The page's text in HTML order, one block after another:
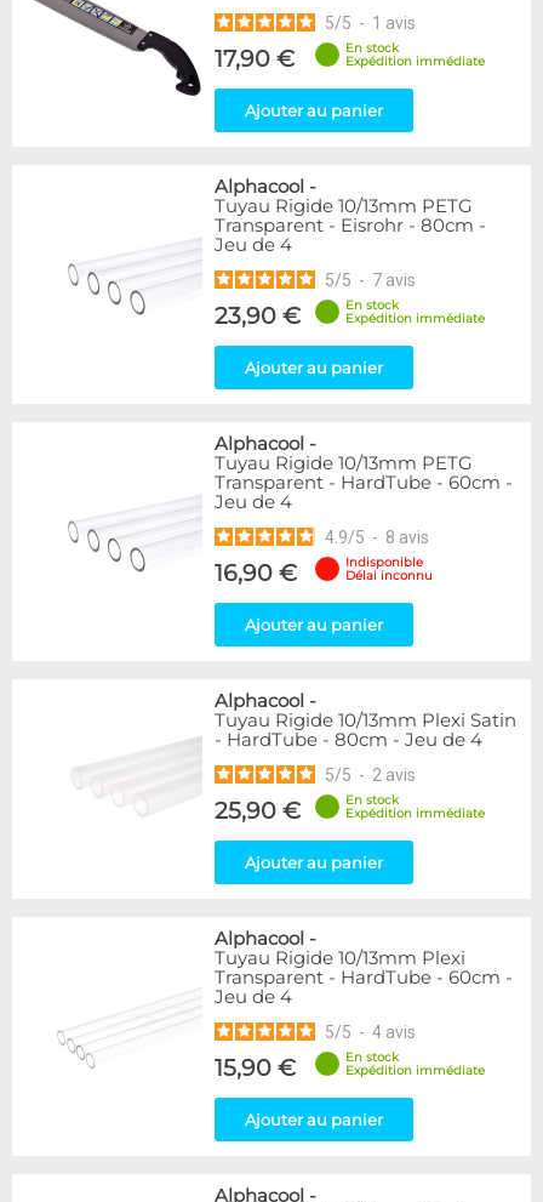
5/5 - 1 avis
17,90 €
En stock
Expédition immédiate
Ajouter au panier
Alphacool -
Tuyau Rigide 10/13mm PETG
Transparent - Eisrohr - 80cm -
Jeu de 4
5/5 - 7 avis
23,90 €
En stock
Expédition immédiate
Ajouter au panier
Alphacool -
Tuyau Rigide 10/13mm PETG
Transparent - HardTube - 60cm -
Jeu de 4
4.9/5 - 8 avis
16,90 €
Indisponible
Délai inconnu
Ajouter au panier
Alphacool -
Tuyau Rigide 10/13mm Plexi Satin
- HardTube - 80cm - Jeu de 4
5/5 - 2 avis
25,90 €
En stock
Expédition immédiate
Ajouter au panier
Alphacool -
Tuyau Rigide 10/13mm Plexi
Transparent - HardTube - 60cm -
Jeu de 4
5/5 - 4 avis
15,90 €
En stock
Expédition immédiate
Ajouter au panier
Alphacool -